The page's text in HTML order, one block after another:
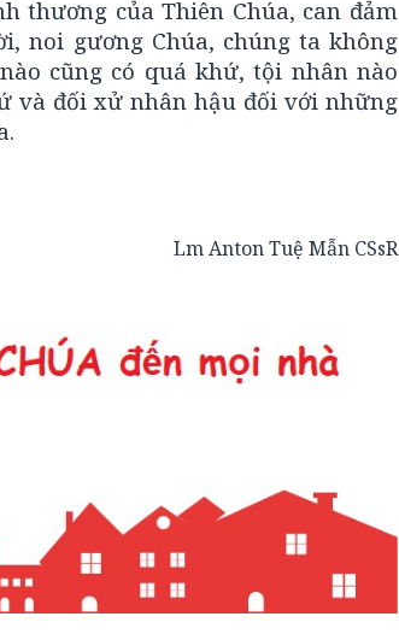
thương của Thiên Chúa, can đảm
noi gương Chúa, chúng ta không
cũng có quá khứ, tội nhân nào
và đối xử nhân hậu đối với những
Lm Anton Tuệ Mẫn CSsR